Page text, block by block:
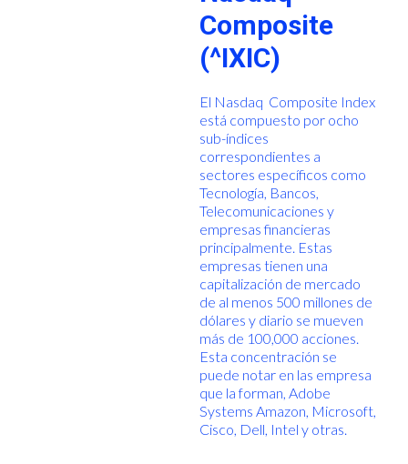
Composite
(^IXIC)
El Nasdaq Composite Index
está compuesto por ocho
sub-índices
correspondientes a
sectores específicos como
Tecnología, Bancos,
Telecomunicaciones y
empresas financieras
principalmente. Estas
empresas tienen una
capitalización de mercado
de al menos 500 millones de
dólares y diario se mueven
más de 100,000 acciones.
Esta concentración se
puede notar en las empresa
que la forman, Adobe
Systems Amazon, Microsoft,
Cisco, Dell, Intel y otras.